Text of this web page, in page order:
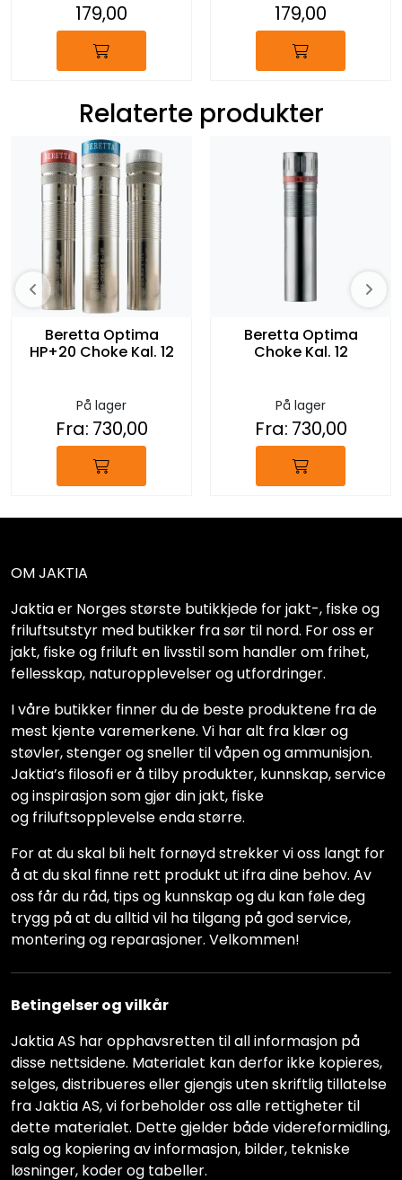
179,00 179,00
Relaterte produkter
Beretta Optima
HP+20 Choke Kal. 12
På lager
Fra: 730,00
Beretta Optima
Choke Kal. 12
På lager
Fra: 730,00
OM JAKTIA
Jaktia er Norges største butikkjede for jakt-, fiske og
friluftsutstyr med butikker fra sør til nord. For oss er
jakt, fiske og friluft en livsstil som handler om frihet,
fellesskap, naturopplevelser og utfordringer.
I våre butikker finner du de beste produktene fra de
mest kjente varemerkene. Vi har alt fra klær og
støvler, stenger og sneller til våpen og ammunisjon.
Jaktia’s filosofi er å tilby produkter, kunnskap, service
og inspirasjon som gjør din jakt, fiske
og friluftsopplevelse enda større.
For at du skal bli helt fornøyd strekker vi oss langt for
å at du skal finne rett produkt ut ifra dine behov. Av
oss får du råd, tips og kunnskap og du kan føle deg
trygg på at du alltid vil ha tilgang på god service,
montering og reparasjoner. Velkommen!
Betingelser og vilkår
Jaktia AS har opphavsretten til all informasjon på
disse nettsidene. Materialet kan derfor ikke kopieres,
selges, distribueres eller gjengis uten skriftlig tillatelse
fra Jaktia AS, vi forbeholder oss alle rettigheter til
dette materialet. Dette gjelder både videreformidling,
salg og kopiering av informasjon, bilder, tekniske
løsninger, koder og tabeller.